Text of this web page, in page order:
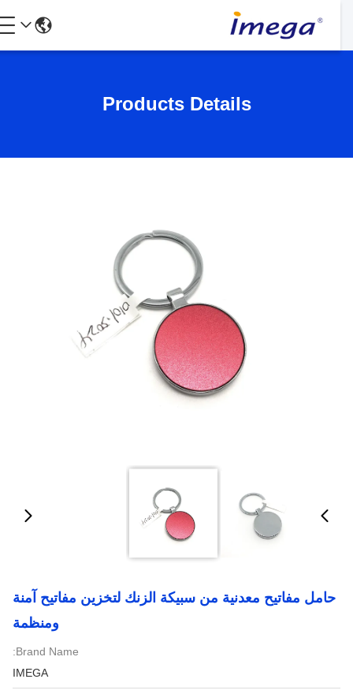
Products Details
حامل مفاتيح معدنية من سبيكة الزنك لتخزين مفاتيح آمنة
ومنظمة
Brand Name:
IMEGA